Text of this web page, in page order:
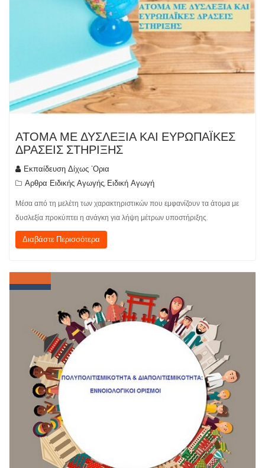
ΑΤΟΜΑ ΜΕ ΔΥΣΛΕΞΙΑ ΚΑΙ ΕΥΡΩΠΑΪΚΕΣ
ΔΡΑΣΕΙΣ ΣΤΗΡΙΞΗΣ
Εκπαίδευση Δίχως 'Ορια
Αρθρα Ειδικής Αγωγής, Ειδική Αγωγή
Μέσα από τη μελέτη των χαρακτηριστικών που εμφανίζουν τα άτομα με
δυσλεξία προκύπτει η ανάγκη για λήψη μέτρων υποστήριξης.
Διαβάστε Περισσότερα